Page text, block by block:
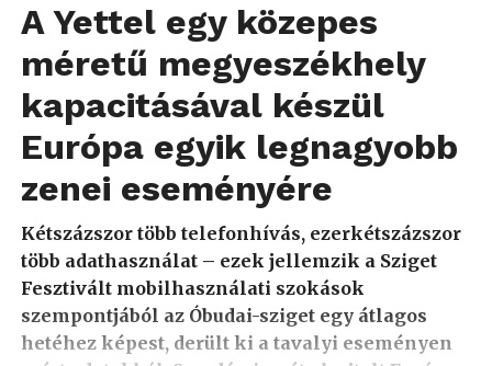
A Yettel egy közepes
méretű megyeszékhely
kapacitásával készül
Európa egyik legnagyobb
zenei eseményére
Kétszázszor több telefonhívás, ezerkétszázszor
több adathasználat – ezek jellemzik a Sziget
Fesztivált mobilhasználati szokások
szempontjából az Óbudai-sziget egy átlagos
hetéhez képest, derült ki a tavalyi eseményen